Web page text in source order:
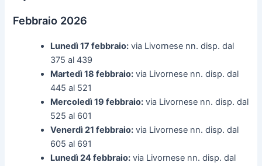
Febbraio 2026
Lunedì 17 febbraio: via Livornese nn. disp. dal
375 al 439
Martedì 18 febbraio: via Livornese nn. disp. dal
445 al 521
Mercoledì 19 febbraio: via Livornese nn. disp. dal
525 al 601
Venerdì 21 febbraio: via Livornese nn. disp. dal
605 al 691
Lunedì 24 febbraio: via Livornese nn. disp. dal